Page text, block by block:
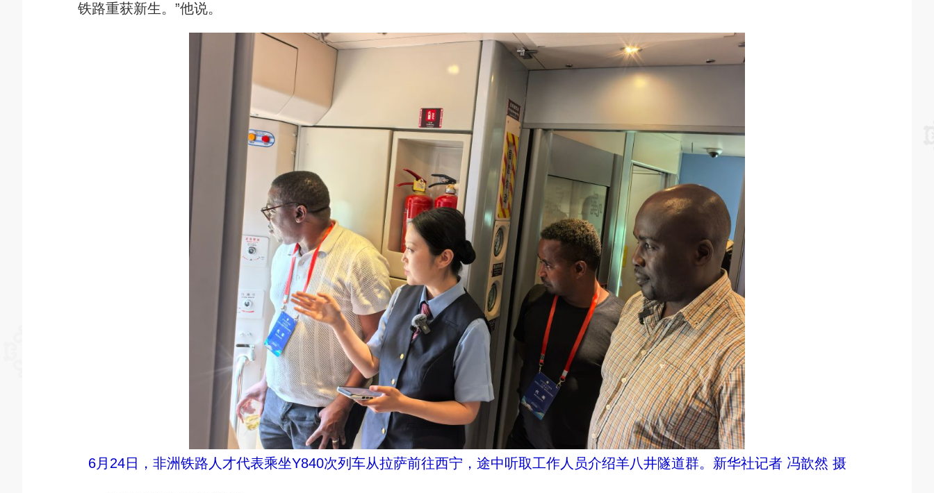
铁路重获新生。”他说。
6月24日，非洲铁路人才代表乘坐Y840次列车从拉萨前往西宁，途中听取工作人员介绍羊八井隧道群。新华社记者 冯歆然 摄